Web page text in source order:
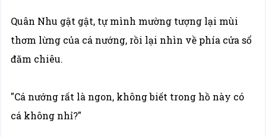
Quân Nhu gật gật, tự mình mường tượng lại mùi
thơm lừng của cá nướng, rồi lại nhìn về phía cửa sổ
đăm chiêu.
"Cá nướng rất là ngon, không biết trong hồ này có
cá không nhỉ?"